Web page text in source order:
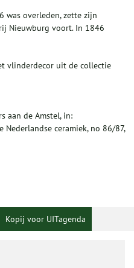
was overleden, zette zijn
Nieuwburg voort. In 1846
vlinderdecor uit de collectie
aan de Amstel, in:
ceramiek, no 86/87,
Kopij voor UITagenda